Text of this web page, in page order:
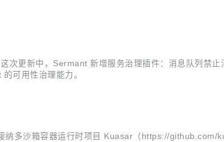
更新中，Sermant 新增服务治理插件：消息队列禁
可用性治理能力。
纳多沙箱容器运行时项目 Kuasar（https://